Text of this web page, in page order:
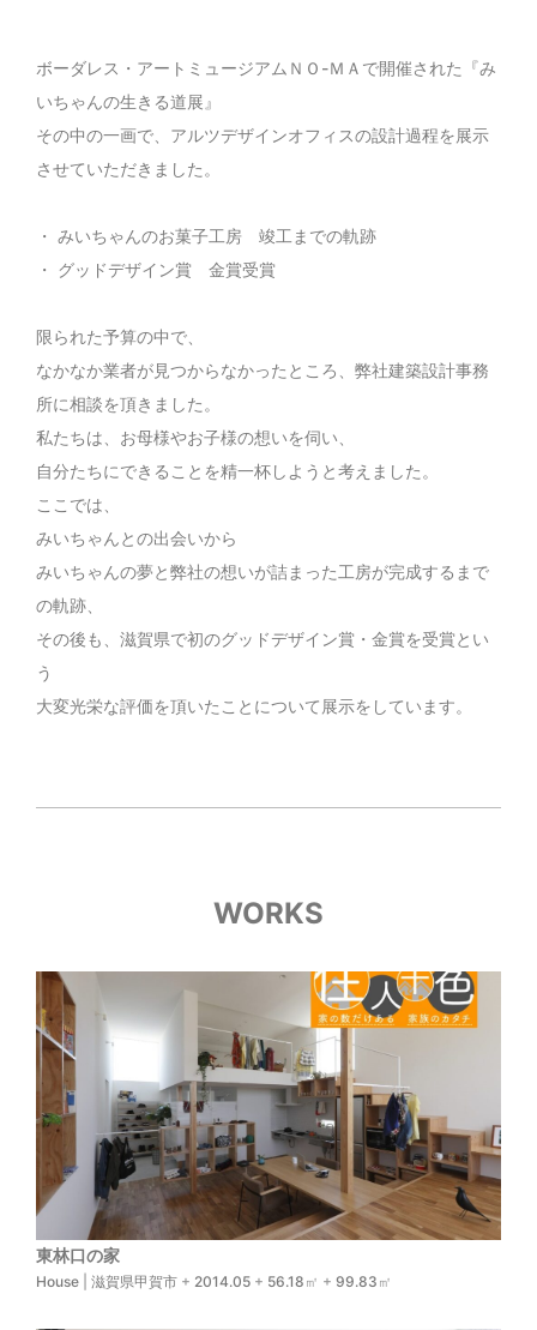
ボーダレス・アートミュージアムＮＯ-ＭＡで開催された『み
いちゃんの生きる道展』
その中の一画で、アルツデザインオフィスの設計過程を展示
させていただきました。
・ みいちゃんのお菓子工房 竣工までの軌跡
・ グッドデザイン賞 金賞受賞
限られた予算の中で、
なかなか業者が見つからなかったところ、弊社建築設計事務
所に相談を頂きました。
私たちは、お母様やお子様の想いを伺い、
自分たちにできることを精一杯しようと考えました。
ここでは、
みいちゃんとの出会いから
みいちゃんの夢と弊社の想いが詰まった工房が完成するまで
の軌跡、
その後も、滋賀県で初のグッドデザイン賞・金賞を受賞とい
う
大変光栄な評価を頂いたことについて展示をしています。
WORKS
東林口の家
House 滋賀県甲賀市 + 2014.05 + 56.18 ㎡ + 99.83 ㎡